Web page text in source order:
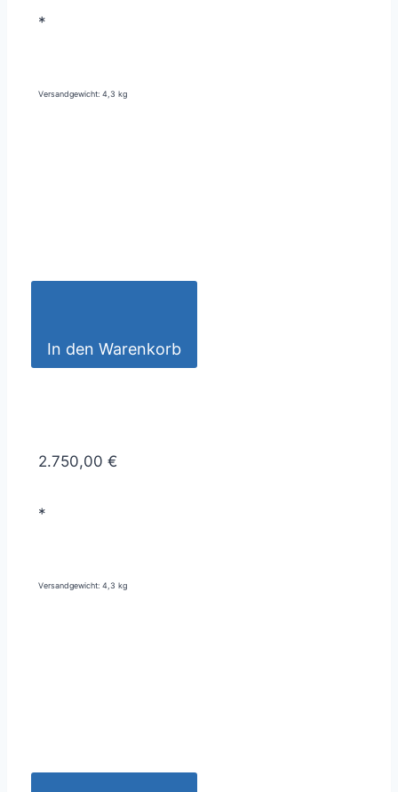
*
Versandgewicht: 4,3 kg
In den Warenkorb
2.750,00 €
*
Versandgewicht: 4,3 kg